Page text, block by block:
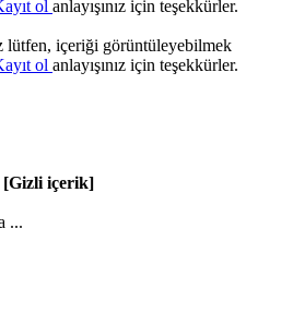
ol anlayışınız için teşekkürler.
lütfen, içeriği görüntüleyebilmek
ol anlayışınız için teşekkürler.
[Gizli içerik]
...